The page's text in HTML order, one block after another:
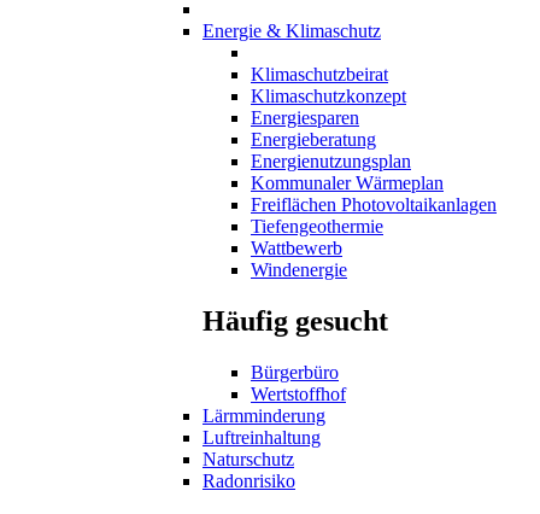
Energie & Klimaschutz
Klimaschutzbeirat
Klimaschutzkonzept
Energiesparen
Energieberatung
Energienutzungsplan
Kommunaler Wärmeplan
Freiflächen Photovoltaikanlagen
Tiefengeothermie
Wattbewerb
Windenergie
Häufig gesucht
Bürgerbüro
Wertstoffhof
Lärmminderung
Luftreinhaltung
Naturschutz
Radonrisiko